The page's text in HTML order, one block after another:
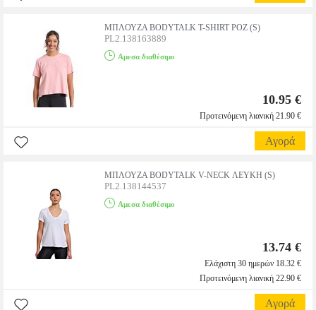
ΜΠΛΟΥΖΑ BODYTALK T-SHIRT ΡΟΖ (S)
PL2.138163889
Αμεσα διαθέσιμο
10.95 €
Προτεινόμενη λιανική 21.90 €
Αγορά
ΜΠΛΟΥΖΑ BODYTALK V-NECK ΛΕΥΚΗ (S)
PL2.138144537
Αμεσα διαθέσιμο
13.74 €
Ελάχιστη 30 ημερών 18.32 €
Προτεινόμενη λιανική 22.90 €
Αγορά